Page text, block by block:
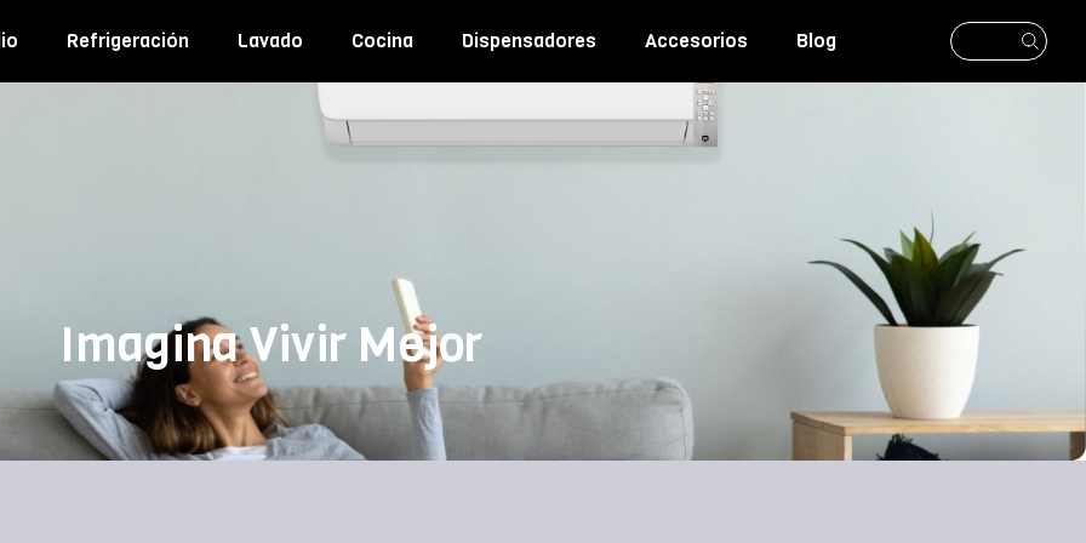
Refrigeración Lavado Cocina Dispensadores Accesorios Blog
Imagina Vivir Mejor